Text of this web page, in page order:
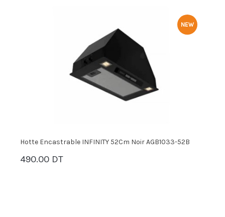
NEW
Hotte Encastrable INFINITY 52Cm Noir AGB1033-52B
490.00 DT
PANIER